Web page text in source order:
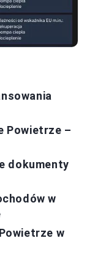
Powietrze –
dokumenty
w
w